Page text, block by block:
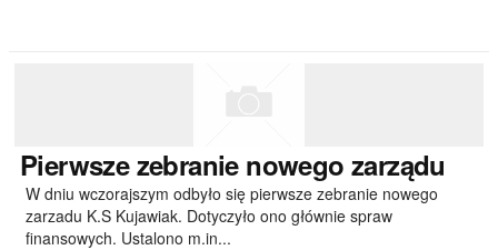
Pierwszezebranie nowego zarządu
W dniu wczorajszym odbyło się pierwsze zebranie nowego
zarzadu K.S Kujawiak. Dotyczyło ono głównie spraw
finansowych. Ustalono m.in...